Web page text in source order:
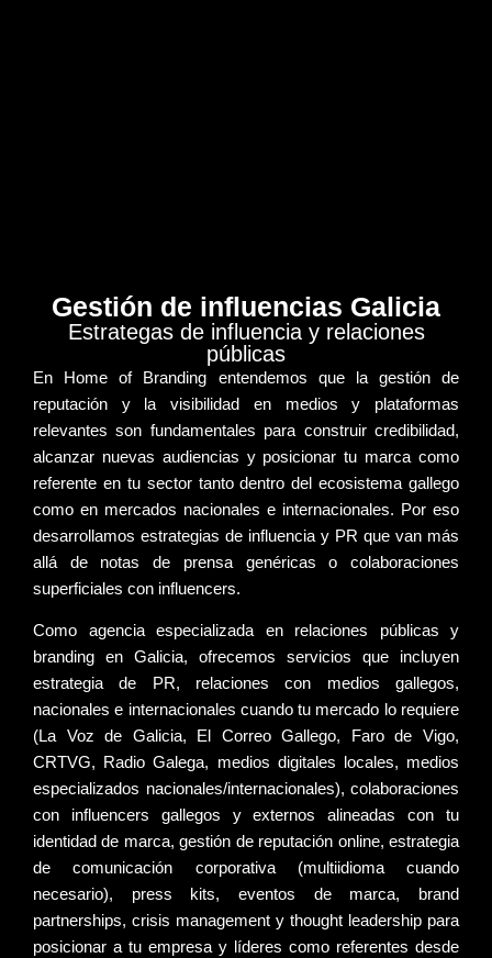
Gestión de influencias Galicia
Estrategas de influencia y relaciones
públicas
En Home of Branding entendemos que la gestión de
reputación y la visibilidad en medios y plataformas
relevantes son fundamentales para construir credibilidad,
alcanzar nuevas audiencias y posicionar tu marca como
referente en tu sector tanto dentro del ecosistema gallego
como en mercados nacionales e internacionales. Por eso
desarrollamos estrategias de influencia y PR que van más
allá de notas de prensa genéricas o colaboraciones
superficiales con influencers.
Como agencia especializada en relaciones públicas y
branding en Galicia, ofrecemos servicios que incluyen
estrategia de PR, relaciones con medios gallegos,
nacionales e internacionales cuando tu mercado lo requiere
(La Voz de Galicia, El Correo Gallego, Faro de Vigo,
CRTVG, Radio Galega, medios digitales locales, medios
especializados nacionales/internacionales), colaboraciones
con influencers gallegos y externos alineadas con tu
identidad de marca,gestión de reputación online,estrategia
de comunicación corporativa (multiidioma cuando
necesario), press kits, eventos de marca, brand
partnerships, crisis management y thought leadership para
posicionar a tu empresa y líderes como referentes desde